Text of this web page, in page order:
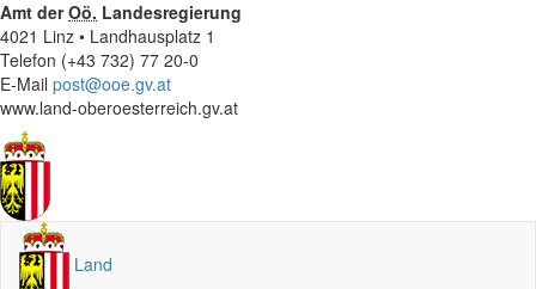
Amt derOö. Landesregierung
4021 Linz • Landhausplatz 1
Telefon (+43 732) 77 20-0
E-Mail post@ooe.gv.at
www.land-oberoesterreich.gv.at
Land